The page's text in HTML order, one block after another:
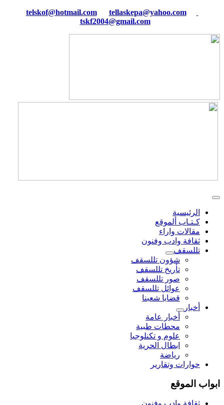
tellaskepa@yahoo.com
tskf2004@gmail.com
الرئيسية
كـتـاب ألموقع
مقالات واراء
ثقافة وادب وفنون
تللسقف
شؤون تللسقف
تأريخ تللسقف
صور تللسقف
عوائل تللسقف
قضايا شعبنا
أخبار
أخبار عامة
محطات طبية
علوم و تکنلوجیا
ابطال الحرية
رياضة
حوارات وتقارير
ابواب الموقع